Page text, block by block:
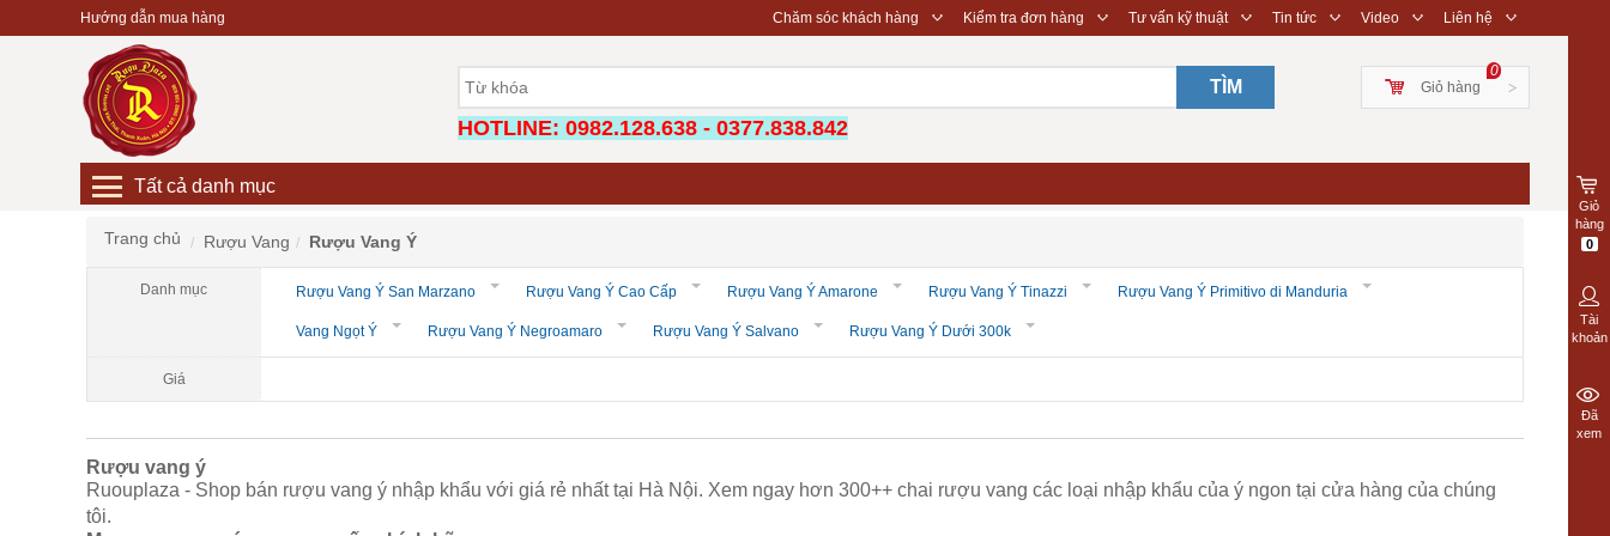
Hướng dẫn mua hàng ◇
Chăm sóc khách hàng ◇
Kiểm tra đơn hàng ◇
Tư vấn kỹ thuật ◇
Tin tức ◇
Video ◇
Liên hệ
TÌM >
0
Giỏ hàng
HOTLINE: 0982.128.638 - 0377.838.842
Tất cả danh mục
Trang chủ Rượu Vang Rượu Vang Ý
Danh mục Rượu Vang Ý San Marzano Rượu Vang Ý Cao Cấp Rượu Vang Ý Amarone Rượu Vang Ý Tinazzi Rượu Vang Ý Primitivo di Manduria
Vang Ngọt Ý Rượu Vang Ý Negroamaro Rượu Vang Ý Salvano Rượu Vang Ý Dưới 300k
Giá
Rượu vang ý
Ruouplaza - Shop bán rượu vang ý nhập khẩu với giá rẻ nhất tại Hà Nội. Xem ngay hơn 300++ chai rượu vang các loại nhập khẩu của ý ngon tại cửa hàng của chúng
tôi.
Giỏ
hàng
0
Tài
khoản
Đã
xem